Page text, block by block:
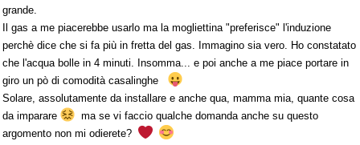
grande.
Il gas a me piacerebbe usarlo ma la mogliettina "preferisce" l'induzione
perchè dice che si fa più in fretta del gas. Immagino sia vero. Ho constatato
che l'acqua bolle in 4 minuti. Insomma... e poi anche a me piace portare in
giro un pò di comodità casalinghe
Solare, assolutamente da installare e anche qua, mamma mia, quante cosa
da imparare
ma se vi faccio qualche domanda anche su questo
argomento non mi odierete?